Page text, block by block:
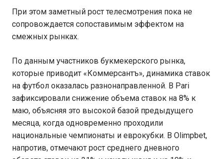
При этом заметный рост телесмотрения пока не
сопровождается сопоставимым эффектом на
смежных рынках.
По данным участников букмекерского рынка,
которые приводит «Коммерсантъ», динамика ставок
на футбол оказалась разнонаправленной. В Pari
зафиксировали снижение объема ставок на 8% к
маю, объясняя это высокой базой предыдущего
месяца, когда одновременно проходили
национальные чемпионаты и еврокубки. В Olimpbet,
напротив, отмечают рост среднего дневного